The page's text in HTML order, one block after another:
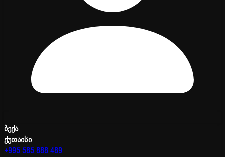
ბექა
ქუთაისი
+995 585 888 489